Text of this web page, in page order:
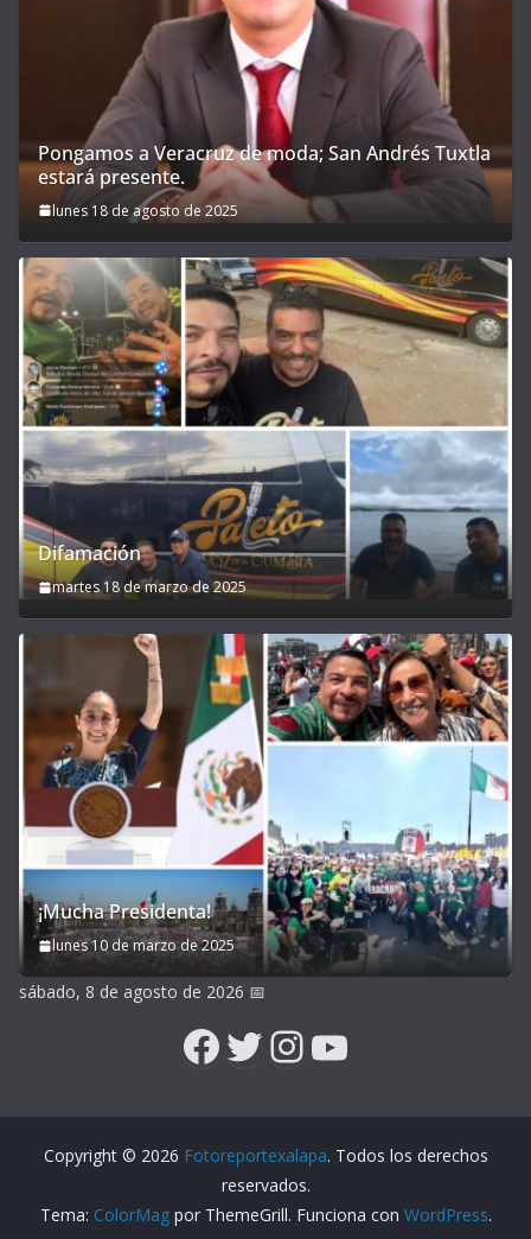
Pongamos a Veracruz de moda; San Andrés Tuxtla
estará presente.
lunes 18 de agosto de 2025
Difamación
martes 18 de marzo de 2025
¡Mucha Presidenta!
lunes 10 de marzo de 2025
sábado, 8 de agosto de 2026 📅
Facebook
Twitter
Instagram
YouTube
Copyright © 2026 Fotoreportexalapa. Todos los derechos
reservados.
Tema: ColorMagpor ThemeGrill. Funciona con WordPress.